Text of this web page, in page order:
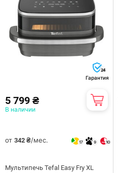
24
Гарантия
5 799 ₴
В наличии
от 342 ₴/мес. 17 9 10
Мультипечь Tefal Easy Fry XL